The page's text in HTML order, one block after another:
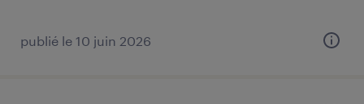
publié le 10 juin 2026